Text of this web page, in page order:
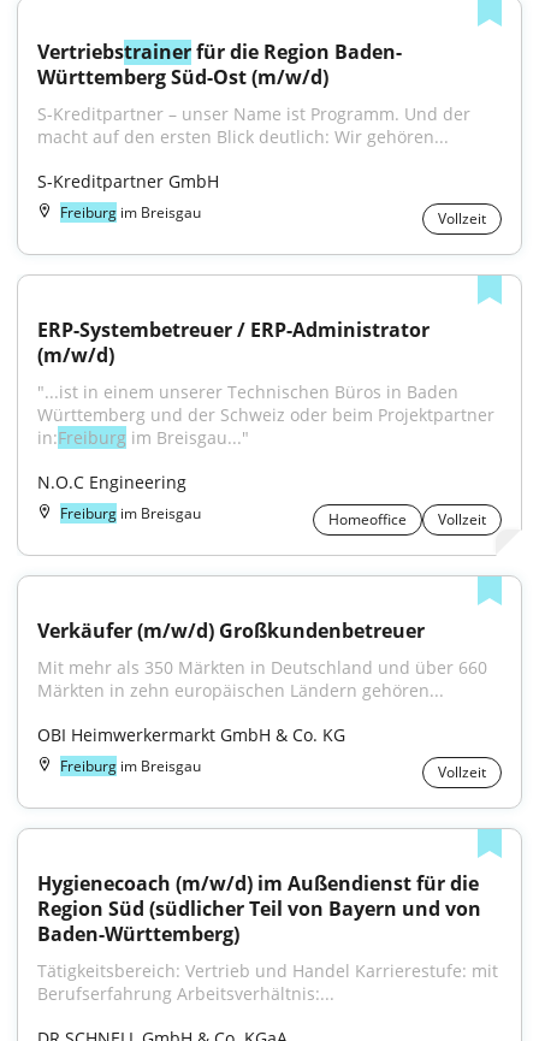
Vertriebstrainer für die Region Baden-
Württemberg Süd-Ost (m/w/d)
S-Kreditpartner – unser Name ist Programm. Und der
macht auf den ersten Blick deutlich: Wir gehören...
S-Kreditpartner GmbH
Freiburg im Breisgau Vollzeit
ERP-Systembetreuer / ERP-Administrator
(m/w/d)
"...ist in einem unserer Technischen Büros in Baden
Württemberg und der Schweiz oder beim Projektpartner
in:Freiburg im Breisgau..."
N.O.C Engineering
Freiburg im Breisgau Homeoffice Vollzeit
Verkäufer (m/w/d) Großkundenbetreuer
Mit mehr als 350 Märkten in Deutschland und über 660
Märkten in zehn europäischen Ländern gehören...
OBI Heimwerkermarkt GmbH & Co. KG
Freiburg im Breisgau Vollzeit
Hygienecoach (m/w/d) im Außendienst für die
Region Süd (südlicher Teil von Bayern und von
Baden-Württemberg)
Tätigkeitsbereich: Vertrieb und Handel Karrierestufe: mit
Berufserfahrung Arbeitsverhältnis:...